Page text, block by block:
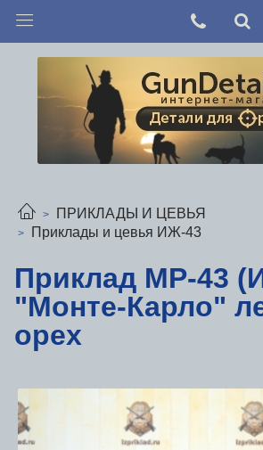
ПРИКЛАДЫ И ЦЕВЬЯ
Приклады и цевья ИЖ-43
Приклад МР-43
"Монте-Карло"
орех